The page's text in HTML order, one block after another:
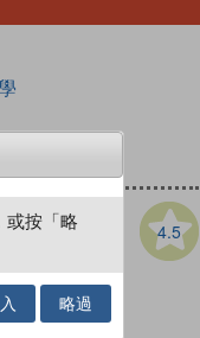
4.5
或按「略
略過